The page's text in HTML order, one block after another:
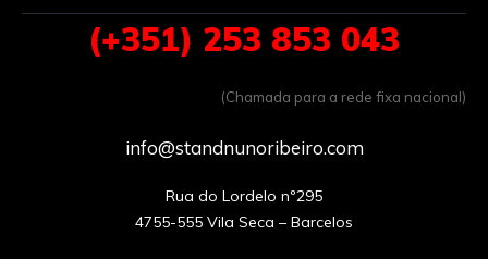
(+351) 253 853 043
(Chamada para a rede fixa nacional)
info@standnunoribeiro.com
Rua do Lordelo nº295